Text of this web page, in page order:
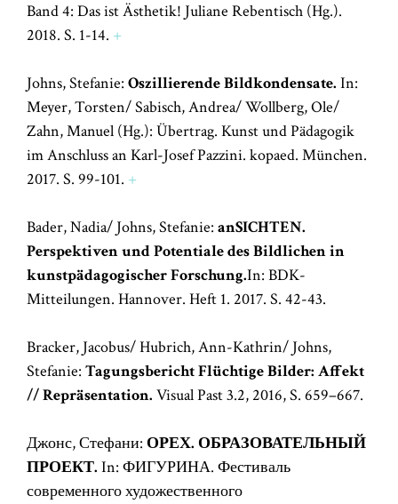
Band 4: Das ist Ästhetik! Juliane Rebentisch (Hg.).
2018. S. 1-14. +
Johns, Stefanie: Oszillierende Bildkondensate. In:
Meyer, Torsten/ Sabisch, Andrea/ Wollberg, Ole/
Zahn, Manuel (Hg.): Übertrag. Kunst und Pädagogik
im Anschluss an Karl-Josef Pazzini. kopaed. München.
2017. S. 99-101. +
Bader, Nadia/ Johns, Stefanie: anSICHTEN.
Perspektiven und Potentiale des Bildlichen in
kunstpädagogischer Forschung.In: BDK-
Mitteilungen. Hannover. Heft 1. 2017. S. 42-43.
Bracker, Jacobus/ Hubrich, Ann-Kathrin/ Johns,
Stefanie: Tagungsbericht Flüchtige Bilder: Affekt
// Repräsentation. Visual Past 3.2, 2016, S. 659–667.
Джонс, Стефани: ОРЕХ. ОБРАЗОВАТЕЛЬНЫЙ
ПРОЕКТ. In: ФИГУРИНА. Фестиваль
современного художественного